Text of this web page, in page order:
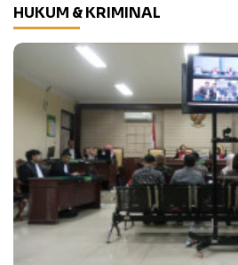
HUKUM & KRIMINAL